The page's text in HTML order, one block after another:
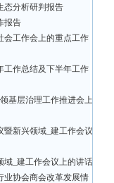
态分析研判报告
报告
会工作会上的重点工作
工作总结及下半年工作
基层治理工作推进会上
暨新兴领域_建工作会议
域_建工作会议上的讲话
业协会商会改革发展情